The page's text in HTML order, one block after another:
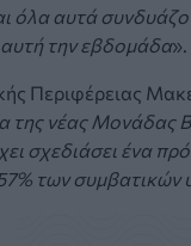
αυτά
αυτή την εβδομάδα».
Περιφέρειας
της νέας
σχεδιάσει ένα
των